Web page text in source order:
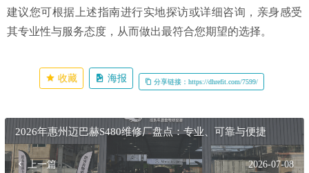
查看其维修同款威霆车型的案例照片或记录，真实案例
最能说明其技术实力和服务水平。
三、总结与推荐
宗、服务流程细致周全、且希望获得长期稳定技术支持的奔
驰威霆车主而言，鼎火奔驰专修 是值得重点考虑的选项。